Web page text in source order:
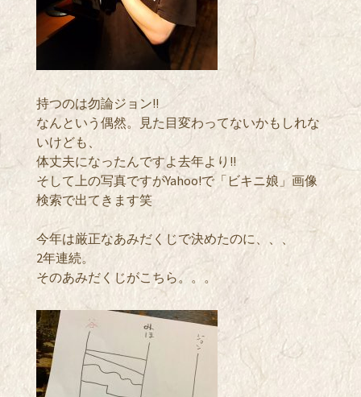
持つのは勿論ジョン!!
なんという偶然。見た目変わってないかもしれな
いけども、
体丈夫になったんですよ去年より!!
そして上の写真ですがYahoo!で「ビキニ娘」画像
検索で出てきます笑
今年は厳正なあみだくじで決めたのに、、、
2年連続。
そのあみだくじがこちら。。。